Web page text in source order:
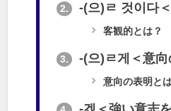
2. -(으)ㄹ 것이다
客観的とは？
3. -(으)ㄹ게＜意向
意向の表明と